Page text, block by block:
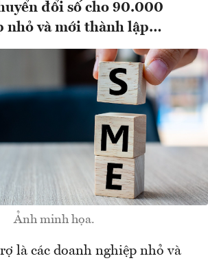
đổi số cho 90.000
nhỏ và mới thành lập…
Ảnh minh họa.
là các doanh nghiệp nhỏ và